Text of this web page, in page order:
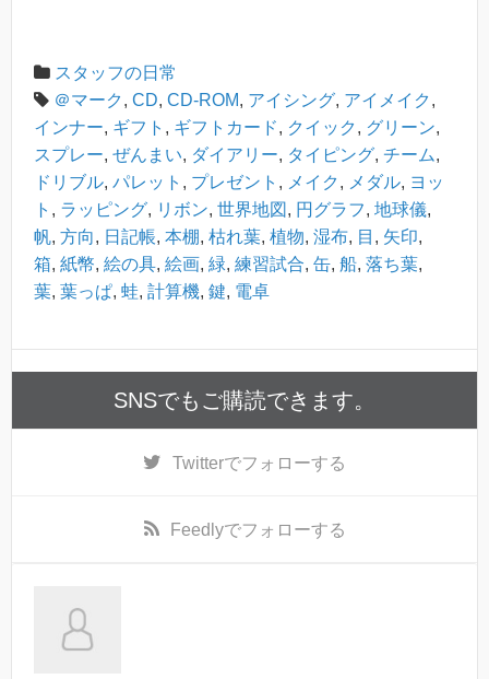
スタッフの日常
＠マーク , CD, CD-ROM, アイシング, アイメイク ,
インナー, ギフト , ギフトカード, クイック , グリーン,
スプレー, ぜんまい, ダイアリー, タイピング, チーム,
ドリブル, パレット , プレゼント , メイク , メダル, ヨッ
ト , ラッピング, リボン, 世界地図 , 円グラフ, 地球儀,
帆, 方向, 日記帳, 本棚, 枯れ葉, 植物, 湿布, 目 , 矢印,
箱, 紙幣, 絵の具, 絵画, 緑, 練習試合, 缶, 船, 落ち葉,
葉, 葉っぱ, 蛙, 計算機, 鍵, 電卓
SNSでもご購読できます。
Twitterでフォローする
Feedlyでフォローする